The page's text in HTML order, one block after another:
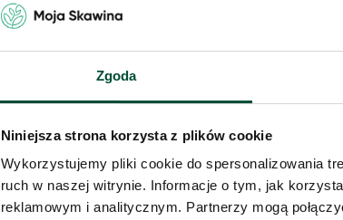
Zgoda
Niniejsza strona korzysta z plików cookie
Wykorzystujemy pliki cookie do spersonalizowania
ruch w naszej witrynie. Informacje o tym, jak
reklamowym i analitycznym. Partnerzy mogą
prośbę o kontakt w sprawie
Skontaktujemy się